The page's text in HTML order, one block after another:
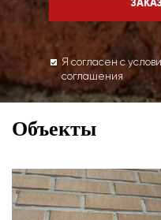
Я согласен с
соглашения
Объекты